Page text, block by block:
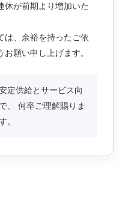
休が前期より増加いた
は、余裕を持ったご依
願い申し上げます。
定供給とサービス向
、 何卒ご理解賜りま
。